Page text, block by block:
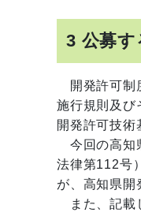
3 公募す
開発許可制
施行規則及び
開発許可技術
今回の高知
法律第112号
が、高知県開
また、記載